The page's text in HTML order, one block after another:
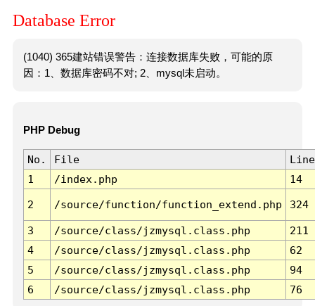
Database Error
(1040) 365建站错误警告：连接数据库失败，可能的原
因：1、数据库密码不对; 2、mysql未启动。
PHP Debug
No. File
Line
1
/index.php 14
2 /source/function/function_extend.php 324
3 /source/class/jzmysql.class.php
211
4
/source/class/jzmysql.class.php
62
5
/source/class/jzmysql.class.php
94
6
/source/class/jzmysql.class.php 76